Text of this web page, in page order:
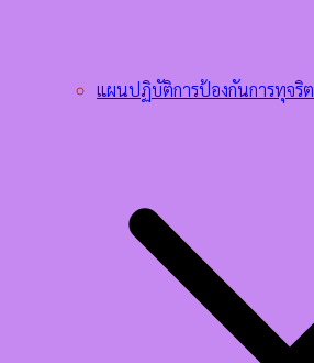
แผนปฏิบัติการป้องกันการทุจริต